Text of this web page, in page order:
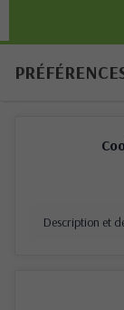
Description et